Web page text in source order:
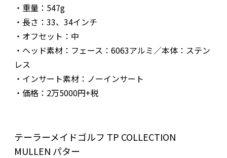
・重量：547g
・長さ：33、34インチ
・オフセット：中
・ヘッド素材：フェース：6063アルミ／本体：ステン
レス
・インサート素材：ノーインサート
・価格：2万5000円+税
テーラーメイドゴルフ TP COLLECTION
MULLEN パター